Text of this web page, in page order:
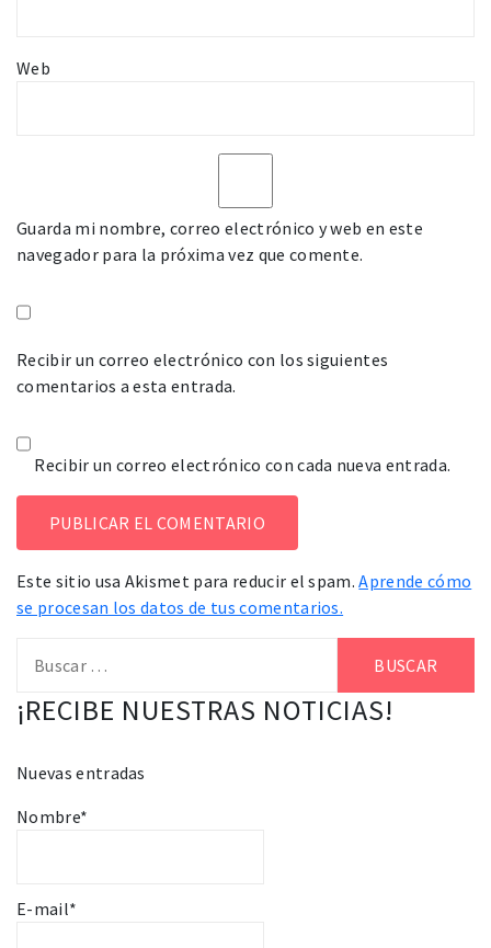
Web
Guarda mi nombre, correo electrónico y web en este
navegador para la próxima vez que comente.
Recibir un correo electrónico con los siguientes
comentarios a esta entrada.
Recibir un correo electrónico con cada nueva entrada.
Este sitio usa Akismet para reducir el spam.Aprende cómo
se procesan los datos de tus comentarios.
¡RECIBE NUESTRAS NOTICIAS!
Nuevas entradas
Nombre*
E-mail*